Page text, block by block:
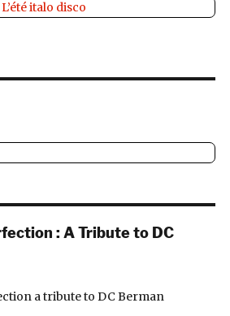
: A Tribute to DC